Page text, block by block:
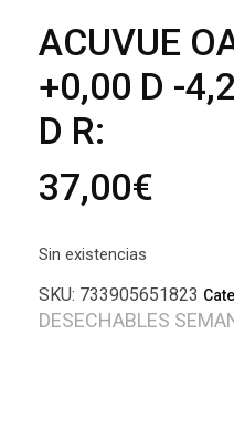
ACUVUE
+0,00 D -
D R:
37,00€
Sin existencias
SKU: 733905651823
DESECHABLES